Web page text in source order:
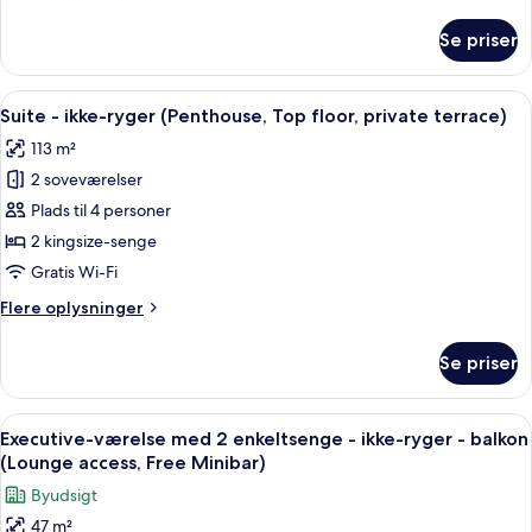
minibar)
-
ikke-
ryger
Lounge
access,
minibar)
Se priser
Indlæs
alle
billeder
af
Suite
-
ikke-
(Penthouse,
private
terrace)
En moderne stue med en
23
Suite - ikke-ryger (Penthouse, Top floor, private terrace)
113 m²
2 soveværelser
Plads til 4 personer
2 kingsize-senge
Gratis Wi-Fi
Flere oplysninger
Flere
-
ikke-
ryger
(Penthouse,
Top
floor,
private
Se priser
Indlæs
alle
billeder
af
Et hotelværelse med en sofa, to
14
Executive-værelse med 2 enkeltsenge - ikke-ryger - balkon
(Lounge access, Free Minibar)
Byudsigt
47 m²